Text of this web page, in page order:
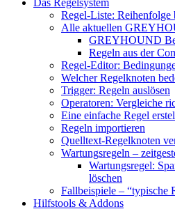
Das Regelsystem
Regel-Liste: Reihenfolge
Alle aktuellen
GREYHOUND
Regeln aus der
Regel-Editor:
Welcher Regelknoten
Trigger: Regeln auslösen
Operatoren: Vergleiche
Eine einfache Regel
Regeln importieren
Quelltext-Regelknoten
Wartungsregeln –
Wartungsregel:
löschen
Fallbeispiele – “typische
Hilfstools & Addons